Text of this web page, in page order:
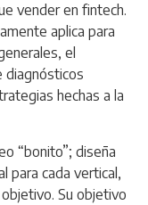
vender en fintech.
aplica para
el
diagnósticos
hechas a la
“bonito”; diseña
para cada vertical,
Su objetivo